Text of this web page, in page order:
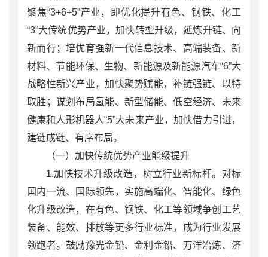
聚焦“3+6+5”产业，即优化提升有色、钢铁、化工
“3”大传统优势产业，加快转型升级，延炼升链、向
新而行；培优育强新一代信息技术、高端装备、新
材料、节能环保、生物、新能源及新能源汽车“6”大
战略性新兴产业，加快聚势赋能，补链强链、以特
取胜；谋划布局氢能、新型储能、低空经济、未来
健康和人形机器人“5”大未来产业，加快借力引进，
建链成链、有序布局。
（一）加快传统优势产业能级提升
1.加快技术升级改造，树立行业新标杆。对标
国内一流、国际领先，实施高端化、智能化、绿色
化升级改造，在有色、钢铁、化工等领域争创工艺
装备、能效、排放等更多行业标准，成为行业发展
领跑者。鼓励豫光金铅、金利金铅、万洋冶炼、济